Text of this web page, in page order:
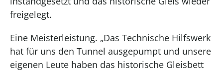
freigelegt.
Eine Meisterleistung. „Das Technische Hilfswerk
hat für uns den Tunnel ausgepumpt und unsere
eigenen Leute haben das historische Gleisbett